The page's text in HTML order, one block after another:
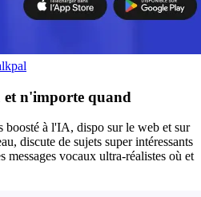
n'importe quand
boosté à l'IA, dispo sur le web et sur
discute de sujets super intéressants
messages vocaux ultra-réalistes où et